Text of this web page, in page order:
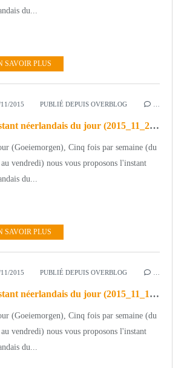
du...
SAVOIR PLUS
2015 PUBLIÉ DEPUIS OVERBLOG
L'instant néerlandais du jour (2015_11_20): een leuke sfeer
(Goeiemorgen), Cinq fois par semaine (du
vendredi) nous vous proposons l'instant
du...
SAVOIR PLUS
2015 PUBLIÉ DEPUIS OVERBLOG
L'instant néerlandais du jour (2015_11_19): het volkslied
(Goeiemorgen), Cinq fois par semaine (du
vendredi) nous vous proposons l'instant
du...